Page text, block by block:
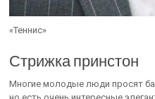
«Теннис»
Стрижка принстон
Многие молодые люди просят